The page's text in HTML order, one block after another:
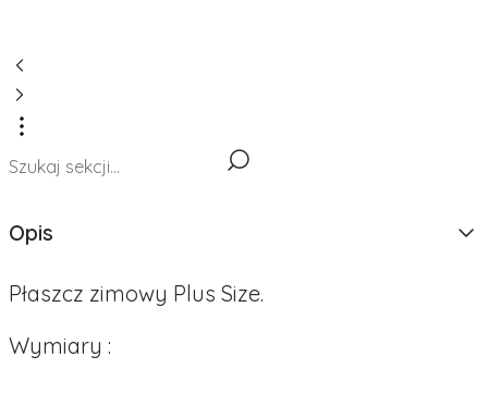
Opis
Płaszcz zimowy Plus Size.
Wymiary :